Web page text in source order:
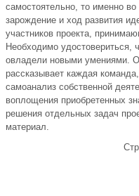
самостоятельно, то именно
зарождение и ход развития
участников проекта,
Необходимо удостовериться,
овладели новыми умениями.
рассказывает каждая
самоанализ собственной
воплощения приобретенных
решения отдельных задач
материал.